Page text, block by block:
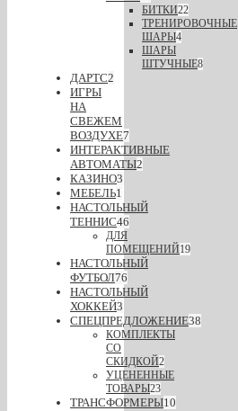
БИТКИ22
ТРЕНИРОВОЧНЫЕ
ШАРЫ4
ШАРЫ
ШТУЧНЫЕ8
ДАРТС2
ИГРЫ
НА
СВЕЖЕМ
ВОЗДУХЕ7
ИНТЕРАКТИВНЫЕ
АВТОМАТЫ2
КАЗИНО3
МЕБЕЛЬ1
НАСТОЛЬНЫЙ
ТЕННИС46
ДЛЯ
ПОМЕЩЕНИЙ19
НАСТОЛЬНЫЙ
ФУТБОЛ76
НАСТОЛЬНЫЙ
ХОККЕЙ3
СПЕЦПРЕДЛОЖЕНИЕ38
КОМПЛЕКТЫ
СО
СКИДКОЙ2
УЦЕНЕННЫЕ
ТОВАРЫ23
ТРАНСФОРМЕРЫ10